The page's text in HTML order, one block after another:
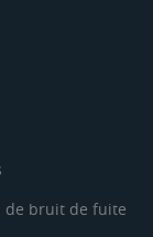
de bruit de fuite